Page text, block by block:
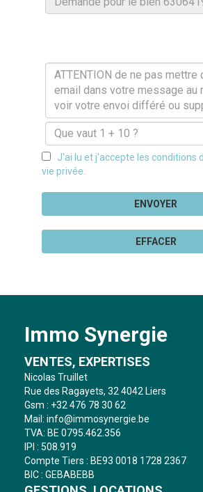
J'ai lu et j'accepte les conditions
vie privée.
ENVOYER
EFFACER
Immo Synergie
VENTES, EXPERTISES
Nicolas Truillet
Rue des Ragayets, 32 4042 Liers
Gsm : +32 476 78 30 62
Mail: info@immosynergie.be
TVA: BE 0795.462.356
IPI : 508.919
Compte Tiers : BE93 0018 1728 2367
BIC : GEBABEBB